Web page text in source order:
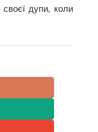
дупи, коли